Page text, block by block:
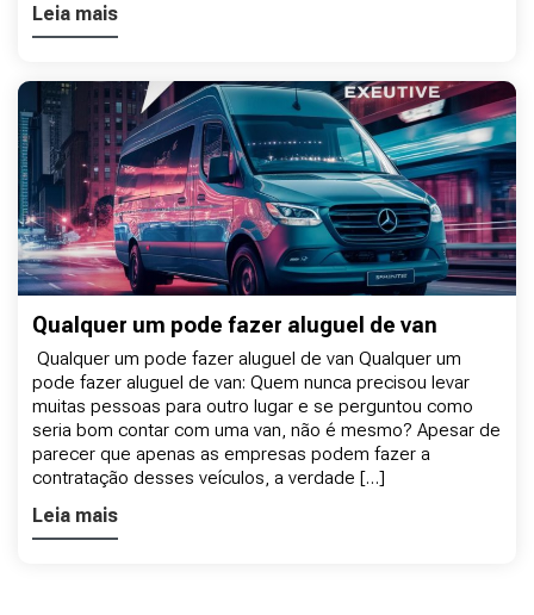
Leia mais
Qualquer um pode fazer aluguel de van
Qualquer um pode fazer aluguel de van Qualquer um
pode fazer aluguel de van: Quem nunca precisou levar
muitas pessoas para outro lugar e se perguntou como
seria bom contar com uma van, não é mesmo? Apesar de
parecer que apenas as empresas podem fazer a
contratação desses veículos, a verdade […]
Leia mais